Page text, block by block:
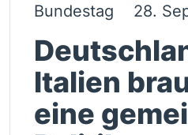
Bundestag 28.
Italien
eine